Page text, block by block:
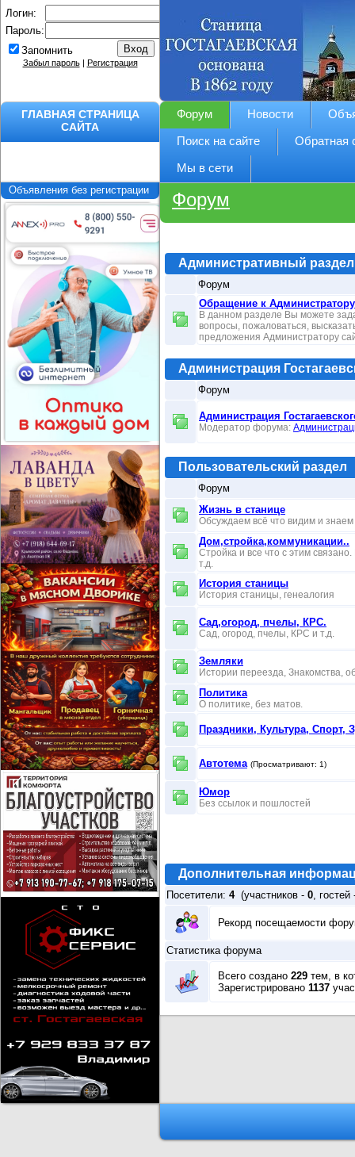
Логин:
Пароль:
Запомнить
Забыл пароль| Регистрация
ГЛАВНАЯ СТРАНИЦА
САЙТА
Форум Новости
Поиск на сайте Обратная
Мы в сети
Объявления без регистрации Форум
Административный раздел
Форум
Обращение к Администратору
В данном разделе Вы можете
вопросы, пожаловаться,
предложения Администратору
Администрация
Форум
Администрация
Модератор форума:
Пользовательский раздел
Форум
Жизнь в станице
Обсуждаем всё что видим и знаем
Дом,стройка,коммуникации..
Стройка и все что с этим
т.д.
История станицы
История станицы, генеалогия
Сад,огород, пчелы, КРС.
Сад, огород, пчелы, КРС и т.д.
Земляки
Истории переезда, Знакомства,
Политика
О политике, без матов.
Праздники, Культура, Спорт,
Автотема (Просматривают: 1)
Юмор
Без ссылок и пошлостей
Дополнительная
Посетители: 4(участников - 0,
Рекорд посещаемости
Статистика форума
Всего создано 229 тем, в
Зарегистрировано 1137